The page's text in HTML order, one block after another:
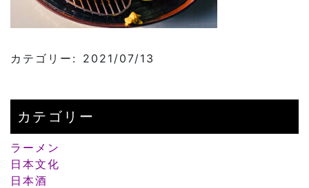
カテゴリー: 2021/07/13
カテゴリー
ラーメン
日本文化
日本酒